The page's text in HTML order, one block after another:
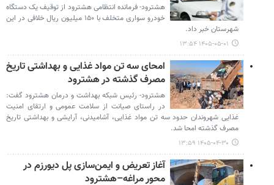
هشترود- فرمانده انتظامی هشترود از توقیف یک دستگاه
خودرو سواری متخلف با ۱۵۰ میلیون ریال خلافی در این
شهرستان خبر داد.
۱۴۰۵-۰۵-۰۱ ۱۳:۵۴
امحای سه تن مواد غذایی و بهداشتی تاریخ
مصرف گذشته در هشترود
هشترود- رئیس شبکه بهداشت و درمان هشترود گفت:
در راستای صیانت از سلامت عمومی و ارتقای امنیت
غذایی شهروندان حدود سه تن مواد غذایی، آشامیدنی، آرایشی و بهداشتی تاریخ
مصرف گذشته امحا شد.
۱۴۰۵-۰۴-۳۰ ۱۳:۵۹
آغاز تعریض و ایمن‌سازی پل دیورزم در
محور مراغه–هشترود